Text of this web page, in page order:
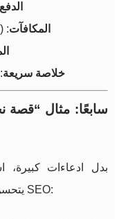
المكافآت:
خلاصة سريعة
سابعًا: مثال “قصة
بدل ادعاءات كبيرة،
يتحسن الأداء عندما تلتزم بإطار التقييم + بنية SEO: